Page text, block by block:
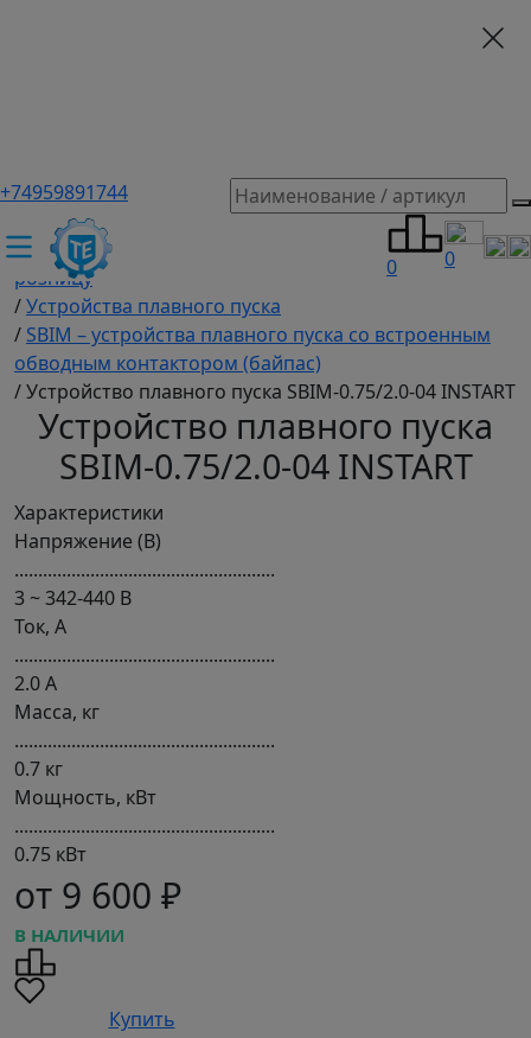
+74959891744
0 0
ТЕХЭКСПЕРТ российский производитель частотные
преобразователи, насосы, и вентиляция
/Промышленное оборудование купить оптом и в
розницу
/Устройства плавного пуска
/ SBIM – устройства плавного пуска со встроенным
обводным контактором (байпас)
/Устройство плавного пуска SBIM-0.75/2.0-04 INSTART
Устройство плавного пуска
SBIM-0.75/2.0-04 INSTART
Характеристики
Мощность, кВт
.......................................................
0.75 кВт
Напряжение (В)
.......................................................
3 ~ 342-440 В
Ток, А
.......................................................
2.0 А
Масса, кг
.......................................................
0.7 кг
от 9 600 ₽
В НАЛИЧИИ
Купить